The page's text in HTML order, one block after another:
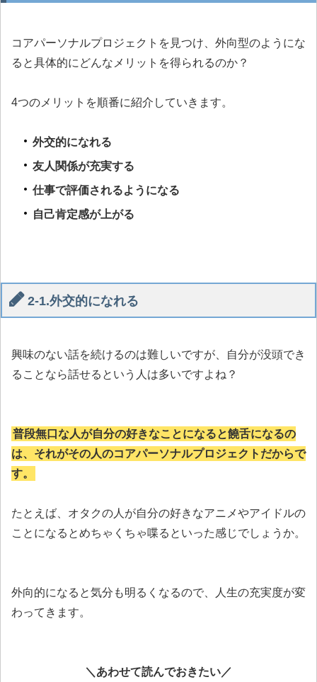
コアパーソナルプロジェクトを見つけ、外向型のようにな
ると具体的にどんなメリットを得られるのか？
4つのメリットを順番に紹介していきます。
外交的になれる
友人関係が充実する
仕事で評価されるようになる
自己肯定感が上がる
2-1.外交的になれる
興味のない話を続けるのは難しいですが、自分が没頭でき
ることなら話せるという人は多いですよね？
普段無口な人が自分の好きなことになると饒舌になるの
は、それがその人のコアパーソナルプロジェクトだからで
す。
たとえば、オタクの人が自分の好きなアニメやアイドルの
ことになるとめちゃくちゃ喋るといった感じでしょうか。
外向的になると気分も明るくなるので、人生の充実度が変
わってきます。
＼あわせて読んでおきたい／